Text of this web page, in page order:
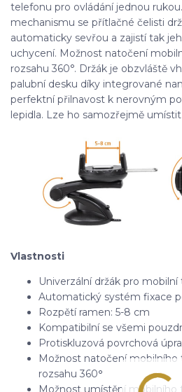
telefonu pro ovládání jednou
mechanismu se přítlačné čelisti
automaticky sevřou a zajistí tak
uchycení. Možnost natočení
rozsahu 360°. Držák je obzvláště
palubní desku díky integrované
perfektní přilnavost k nerovným
lepidla. Lze ho samozřejmě umístit
Vlastnosti
Univerzální držák pro
Automatický systém fixace
Rozpětí ramen: 5-8 cm
Kompatibilní se všemi
Protiskluzová povrchová
Možnost natočení
rozsahu 360°
Možnost umístění mobilního